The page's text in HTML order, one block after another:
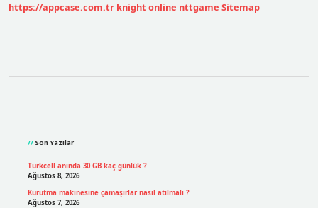
https://appcase.com.tr knight online nttgame Sitemap
Son Yazılar
Turkcell anında 30 GB kaç günlük ?
Ağustos 8, 2026
Kurutma makinesine çamaşırlar nasıl atılmalı ?
Ağustos 7, 2026